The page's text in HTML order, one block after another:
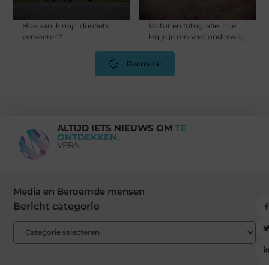
Hoe kan ik mijn duofiets
vervoeren?
Motor en fotografie: hoe
leg je je reis vast onderweg
Recreatie
ALTIJD IETS NIEUWS OM TE
ONTDEKKEN.
VPRA
Media en Beroemde mensen
Bericht categorie